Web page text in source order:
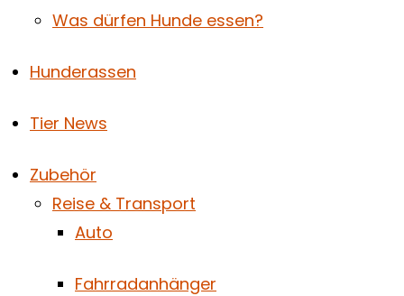
Was dürfen Hunde essen?
Hunderassen
Tier News
Zubehör
Reise & Transport
Auto
Fahrradanhänger